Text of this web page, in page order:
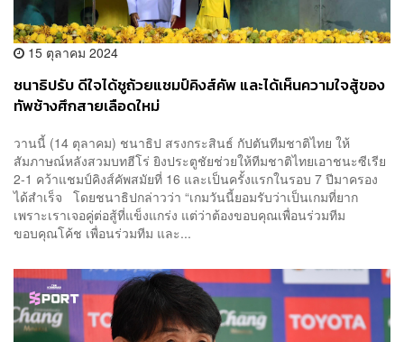
15 ตุลาคม 2024
ชนาธิปรับ ดีใจได้ชูถ้วยแชมป์คิงส์คัพ และได้เห็นความใจสู้ของ
ทัพช้างศึกสายเลือดใหม่
วานนี้ (14 ตุลาคม) ชนาธิป สรงกระสินธ์ กัปตันทีมชาติไทย ให้
สัมภาษณ์หลังสวมบทฮีโร่ ยิงประตูชัยช่วยให้ทีมชาติไทยเอาชนะซีเรีย
2-1 คว้าแชมป์คิงส์คัพสมัยที่ 16 และเป็นครั้งแรกในรอบ 7 ปีมาครอง
ได้สำเร็จ โดยชนาธิปกล่าวว่า “เกมวันนี้ยอมรับว่าเป็นเกมที่ยาก
เพราะเราเจอคู่ต่อสู้ที่แข็งแกร่ง แต่ว่าต้องขอบคุณเพื่อนร่วมทีม
ขอบคุณโค้ช เพื่อนร่วมทีม และ...